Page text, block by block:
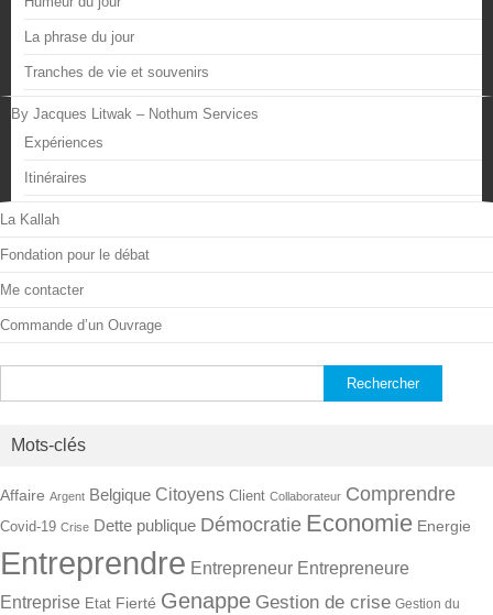
La phrase du jour
Tranches de vie et souvenirs
By Jacques Litwak – Nothum Services
Expériences
Itinéraires
La Kallah
Fondation pour le débat
Me contacter
Commande d’un Ouvrage
Mots-clés
Affaire Argent Belgique Citoyens Client Collaborateur Comprendre
Covid-19 Crise Dette publique Démocratie Economie Energie
Entreprendre Entrepreneur Entrepreneure
Entreprise Etat Fierté Genappe Gestion de crise Gestion du